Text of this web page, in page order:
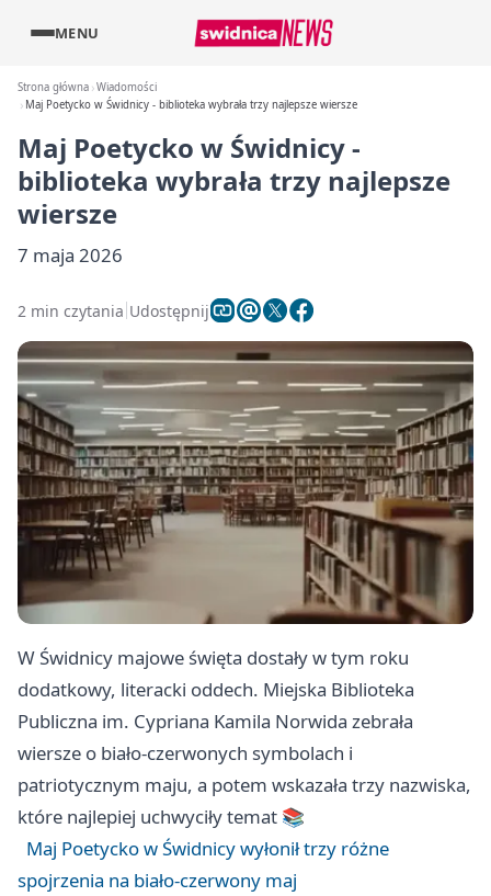
MENU
Strona główna Wiadomości
Maj Poetycko w Świdnicy - biblioteka wybrała trzy najlepsze wiersze
Maj Poetycko w Świdnicy -
biblioteka wybrała trzy najlepsze
wiersze
7 maja 2026
2 min czytania Udostępnij
W Świdnicy majowe święta dostały w tym roku
dodatkowy, literacki oddech. Miejska Biblioteka
Publiczna im. Cypriana Kamila Norwida zebrała
wiersze o biało-czerwonych symbolach i
patriotycznym maju, a potem wskazała trzy nazwiska,
które najlepiej uchwyciły temat 📚
Maj Poetycko w Świdnicy wyłonił trzy różne
spojrzenia na biało-czerwony maj